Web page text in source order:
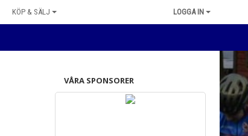
KÖP & SÄLJ LOGGA IN
VÅRA SPONSORER